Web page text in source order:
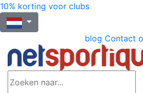
10% korting voor clubs
blog Contact